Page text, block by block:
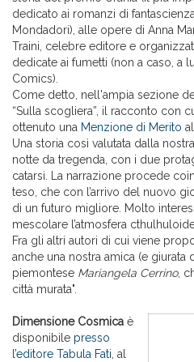
dedicato ai romanzi di
Mondadori), alle opere di Anna
Traini, celebre editore e
dedicate ai fumetti (non a caso, a
Comics).
Come detto, nell'ampia sezione
“Sulla scogliera”, il racconto con
ottenuto una Menzione di Merito
Una storia così valutata dalla
notte da tregenda, con i due
catarsi. La narrazione procede
teso, che con l’arrivo del nuovo
di un futuro migliore. Molto
mescolare l’atmosfera
Fra gli altri autori di cui viene
anche una nostra amica (e giurata
piemontese Mariangela Cerrino,
città murata".
Dimensione Cosmica è
disponibile presso
l’editore Tabula Fati , al